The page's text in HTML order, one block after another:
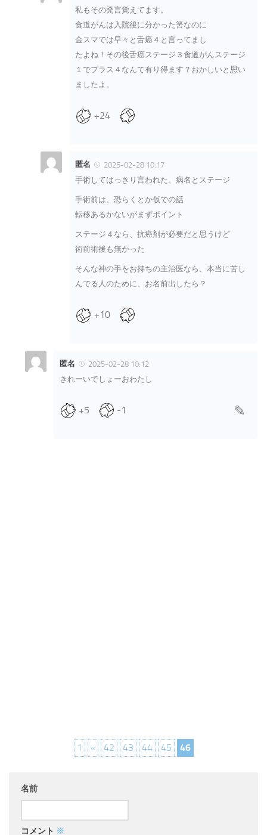
私もその発言覚えてます。
食道がんは入院後に分かった筈なのに
金スマでは早々と舌癌４と言ってまし
たよね！その後舌癌ステージ３食道がんステージ
１でプラス４なんて有り得ます？おかしいと思い
ましたよ。
+24
匿名
2025-02-28 10:17
手術してはっきり言われた、病名とステージ
手術前は、恐らくとか仮での話
転移あるかないがまずポイント
ステージ４なら、抗癌剤が必要だと思うけど
術前術後も無かった
そんな神の手をお持ちの主治医なら、本当に苦し
んでる人のために、お名前出したら？
+10
匿名
2025-02-28 10:12
きれーいでしょーおわたし
+5 -1
1 « 42 43 44 45 46
名前
コメント ※